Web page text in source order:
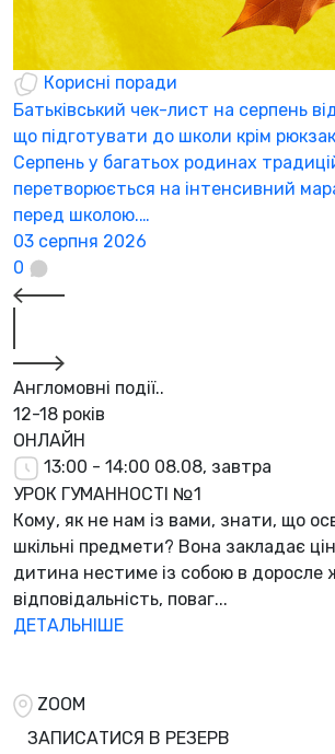
Корисні поради
Батьківський чек-лист на серпень
що підготувати до школи крім
Серпень у багатьох родинах
перетворюється на інтенсивний
перед школою.…
03 серпня 2026
0
Англомовні події..
12-18 років
ОНЛАЙН
13:00 - 14:00 08.08, завтра
УРОК ГУМАННОСТІ №1
Кому, як не нам із вами, знати, що
шкільні предмети? Вона закладає
дитина нестиме із собою в доросле
відповідальність, поваг...
ДЕТАЛЬНІШЕ
ZOOM
ЗАПИСАТИСЯ В РЕЗЕРВ